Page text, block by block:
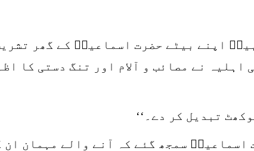
اپنے بیٹے حضرت اسماعیلؑ کے گھر
نے مصائب و آلام اور تنگ دستی کا
تبدیل کر دے۔‘‘
سمجھ گئے کہ آنے والے مہمان ان